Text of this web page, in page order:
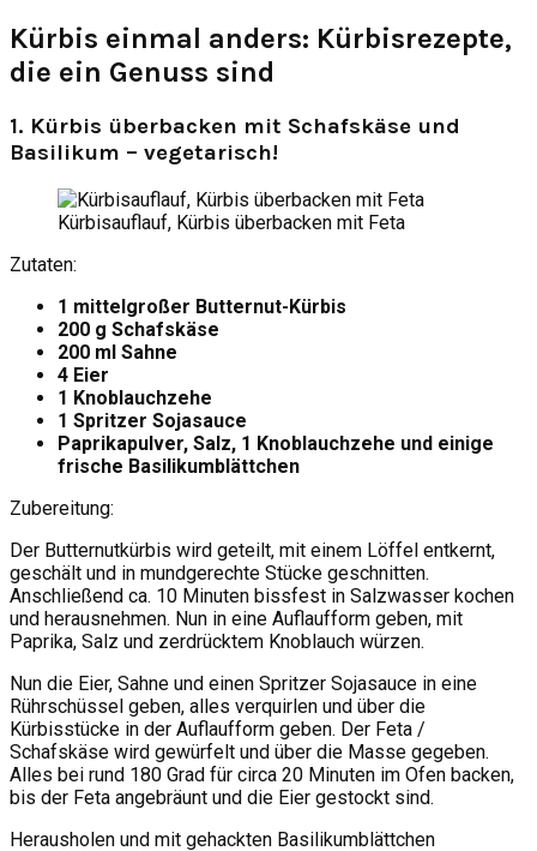
Kürbis einmal anders: Kürbisrezepte,
die ein Genuss sind
1. Kürbis überbacken mit Schafskäse und
Basilikum – vegetarisch!
Kürbisauflauf, Kürbis überbacken mit Feta
Zutaten:
1 mittelgroßer Butternut-Kürbis
200 g Schafskäse
200 ml Sahne
4 Eier
1 Knoblauchzehe
1 Spritzer Sojasauce
Paprikapulver, Salz, 1 Knoblauchzehe und einige
frische Basilikumblättchen
Zubereitung:
Der Butternutkürbis wird geteilt, mit einem Löffel entkernt,
geschält und in mundgerechte Stücke geschnitten.
Anschließend ca. 10 Minuten bissfest in Salzwasser kochen
und herausnehmen. Nun in eine Auflaufform geben, mit
Paprika, Salz und zerdrücktem Knoblauch würzen.
Nun die Eier, Sahne und einen Spritzer Sojasauce in eine
Rührschüssel geben, alles verquirlen und über die
Kürbisstücke in der Auflaufform geben. Der Feta /
Schafskäse wird gewürfelt und über die Masse gegeben.
Alles bei rund 180 Grad für circa 20 Minuten im Ofen backen,
bis der Feta angebräunt und die Eier gestockt sind.
Herausholen und mit gehackten Basilikumblättchen